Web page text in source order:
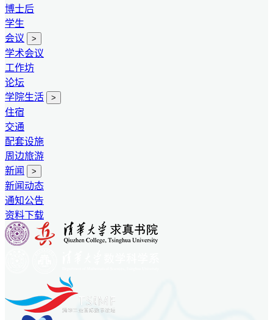
博士后
学生
会议
>
学术会议
工作坊
论坛
学院生活
>
住宿
交通
配套设施
周边旅游
新闻
>
新闻动态
通知公告
资料下载